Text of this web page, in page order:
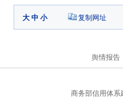
大 中 小 复制网址
舆情报告
商务部信用体